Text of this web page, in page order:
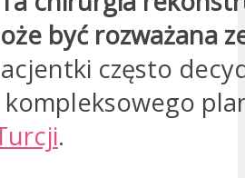
być rozważana
często
kompleksowego
.